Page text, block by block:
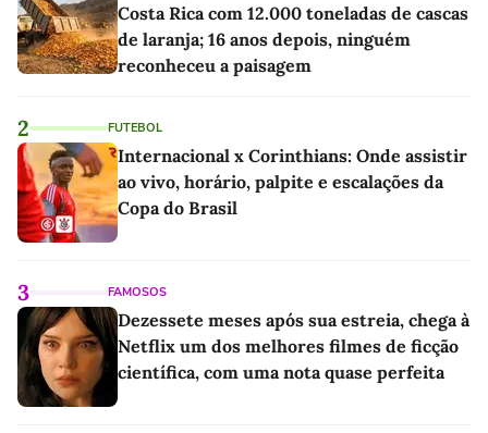
Costa Rica com 12.000 toneladas de cascas
de laranja; 16 anos depois, ninguém
reconheceu a paisagem
2 FUTEBOL
Internacional x Corinthians: Onde assistir
ao vivo, horário, palpite e escalações da
Copa do Brasil
3 FAMOSOS
Dezessete meses após sua estreia, chega à
Netflix um dos melhores filmes de ficção
científica, com uma nota quase perfeita